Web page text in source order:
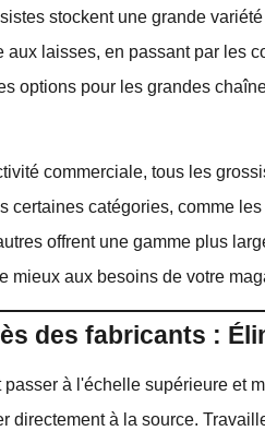
stockent une grande
aux laisses, en passant par les
options pour les grandes
commerciale, tous les
certaines catégories, comme
offrent une gamme plus
mieux aux besoins de votre
des fabricants :
à l'échelle supérieure et
directement à la source.